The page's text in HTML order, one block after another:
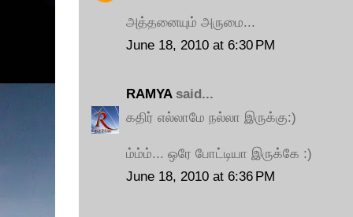
அத்தனையும் அருமை...
June 18, 2010 at 6:30 PM
RAMYAsaid...
கதிர் எல்லாமே நல்லா இருக்கு:)
ம்ம்ம்... ஒரே போட்டியா இருக்கே :)
June 18, 2010 at 6:36 PM